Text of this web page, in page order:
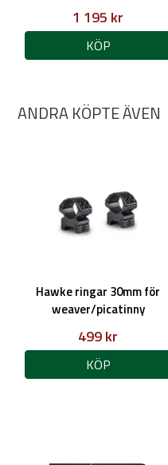
1 195 kr
KÖP
ANDRA KÖPTE ÄVEN
Hawke ringar 30mm för
weaver/picatinny
499 kr
KÖP